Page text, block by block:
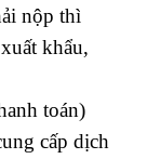
nộp thì
khẩu,
toán)
cấp dịch